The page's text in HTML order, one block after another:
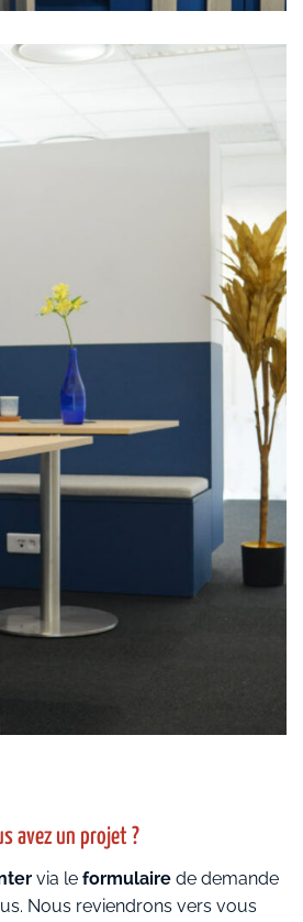
avez un projet ?
via le formulaire de demande
Nous reviendrons vers vous